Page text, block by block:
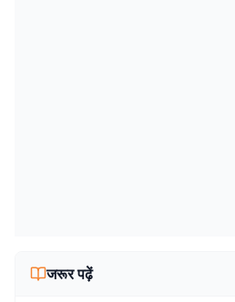
जरूर पढ़ें